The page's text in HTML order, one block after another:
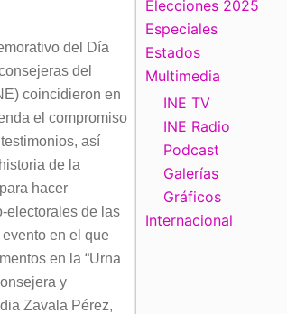
del Día
del
coincidieron en
el compromiso
así
de la
hacer
electorales de las
en el que
en la “Urna
y
Zavala Pérez,
Elecciones 2025
Especiales
Estados
Multimedia
INE TV
INE Radio
Podcast
Galerías
Gráficos
Internacional